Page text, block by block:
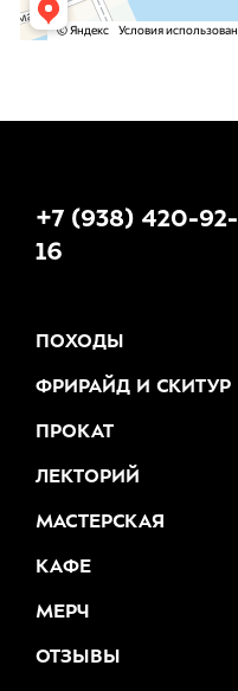
+7 (938) 420-92-
16
ПОХОДЫ
ФРИРАЙД И СКИТУР
ПРОКАТ
ЛЕКТОРИЙ
МАСТЕРСКАЯ
КАФЕ
МЕРЧ
ОТЗЫВЫ